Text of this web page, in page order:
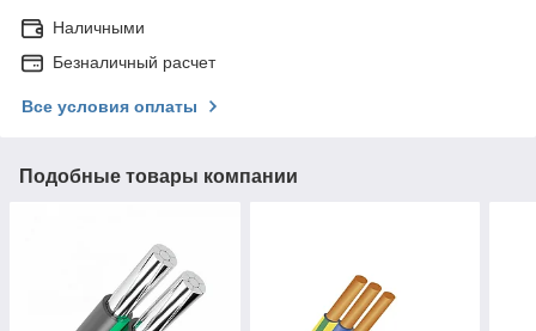
Наличными
Безналичный расчет
Все условия оплаты
Подобные товары компании